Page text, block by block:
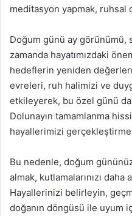
meditasyon yapmak, ruhsal
Doğum günü ay görünümü,
zamanda hayatımızdaki
hedeflerin yeniden
evreleri, ruh halimizi ve
etkileyerek, bu özel günü
Dolunayın tamamlanma
hayallerimizi
Bu nedenle, doğum
almak, kutlamalarınızı daha
Hayallerinizi belirleyin,
doğanın döngüsü ile uyum